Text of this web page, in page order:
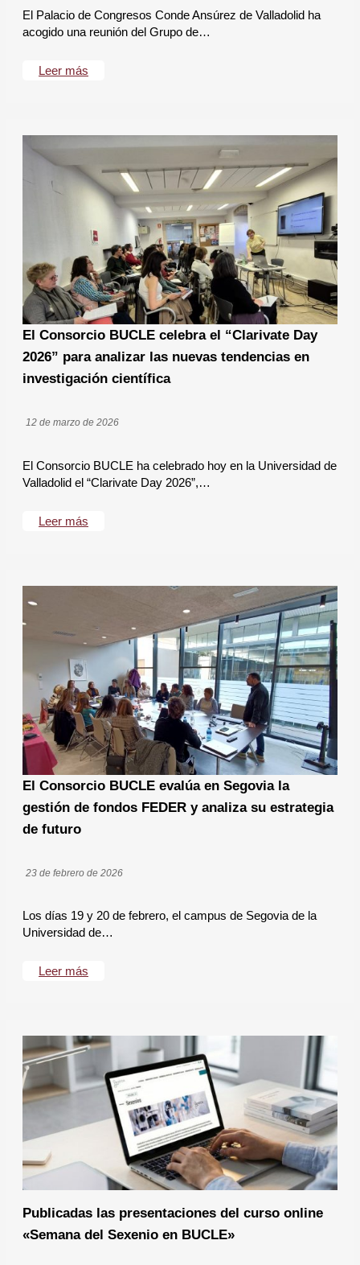
El Palacio de Congresos Conde Ansúrez de Valladolid ha
acogido una reunión del Grupo de…
Leer más
El Consorcio BUCLE celebra el “Clarivate Day
2026” para analizar las nuevas tendencias en
investigación científica
12 de marzo de 2026
El Consorcio BUCLE ha celebrado hoy en la Universidad de
Valladolid el “Clarivate Day 2026”,…
Leer más
El Consorcio BUCLE evalúa en Segovia la
gestión de fondos FEDER y analiza su estrategia
de futuro
23 de febrero de 2026
Los días 19 y 20 de febrero, el campus de Segovia de la
Universidad de…
Leer más
Publicadas las presentaciones del curso online
«Semana del Sexenio en BUCLE»